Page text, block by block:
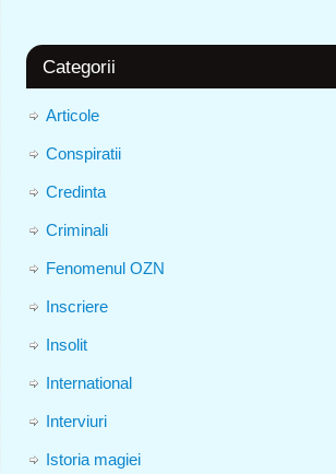
Categorii
Articole
Conspiratii
Credinta
Criminali
Fenomenul OZN
Inscriere
Insolit
International
Interviuri
Istoria magiei